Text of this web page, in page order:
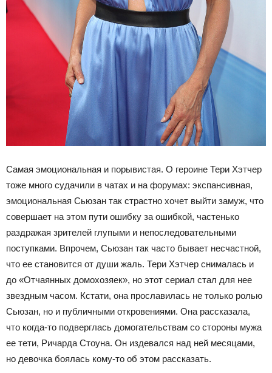
Самая эмоциональная и порывистая. О героине Тери Хэтчер
тоже много судачили в чатах и на форумах: экспансивная,
эмоциональная Сьюзан так страстно хочет выйти замуж, что
совершает на этом пути ошибку за ошибкой, частенько
раздражая зрителей глупыми и непоследовательными
поступками. Впрочем, Сьюзан так часто бывает несчастной,
что ее становится от души жаль. Тери Хэтчер снималась и
до «Отчаянных домохозяек», но этот сериал стал для нее
звездным часом. Кстати, она прославилась не только ролью
Сьюзан, но и публичными откровениями. Она рассказала,
что когда-то подверглась домогательствам со стороны мужа
ее тети, Ричарда Стоуна. Он издевался над ней месяцами,
но девочка боялась кому-то об этом рассказать.